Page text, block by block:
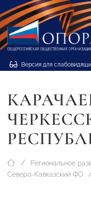
Версия для
Региональное
Северо-Кавказский ФО